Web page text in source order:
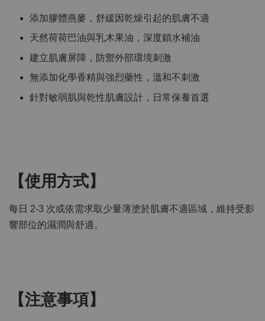
添加膠體燕麥，舒緩因乾燥引起的肌膚不適
天然荷荷巴油與乳木果油，深度鎖水補油
建立肌膚屏障，防禦外部環境刺激
無添加化學香精與強烈藥性，溫和不刺激
針對敏弱肌與乾性肌膚設計，日常保養首選
【使用方式】
每日 2-3 次或依需求取少量薄塗於肌膚不適區域，維持受影
響部位的濕潤與舒適。
【注意事項】